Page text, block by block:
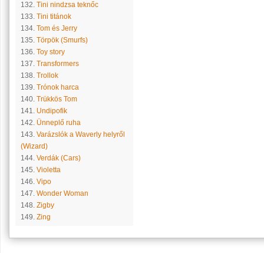
132. Tini nindzsa teknőc
133. Tini titánok
134. Tom és Jerry
135. Törpök (Smurfs)
136. Toy story
137. Transformers
138. Trollok
139. Trónok harca
140. Trükkös Tom
141. Undipofik
142. Ünneplő ruha
143. Varázslók a Waverly helyről
(Wizard)
144. Verdák (Cars)
145. Violetta
146. Vipo
147. Wonder Woman
148. Zigby
149. Zing